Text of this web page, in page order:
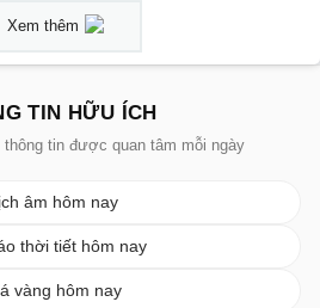
Xem thêm
TIN HỮU ÍCH
thông tin được quan tâm mỗi ngày
âm hôm nay
thời tiết hôm nay
vàng hôm nay